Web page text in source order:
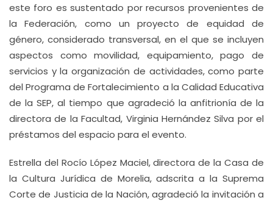
este foro es sustentado por recursos provenientes de
la Federación, como un proyecto de equidad de
género, considerado transversal, en el que se incluyen
aspectos como movilidad, equipamiento, pago de
servicios y la organización de actividades, como parte
del Programa de Fortalecimiento a la Calidad Educativa
de la SEP, al tiempo que agradeció la anfitrionía de la
directora de la Facultad, Virginia Hernández Silva por el
préstamos del espacio para el evento.
Estrella del Rocío López Maciel, directora de la Casa de
la Cultura Jurídica de Morelia, adscrita a la Suprema
Corte de Justicia de la Nación, agradeció la invitación a